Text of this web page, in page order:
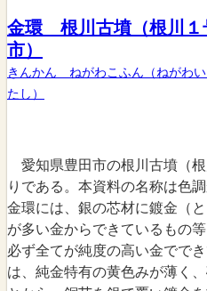
金環 根川古墳（根川１
市）
きんかん ねがわこふん（ねがわ
たし）
愛知県豊田市の根川古墳（
りである。本資料の名称は色
金環には、銀の芯材に鍍金（
が多い金からできているもの
必ず全てが純度の高い金でで
は、純金特有の黄色みが薄く